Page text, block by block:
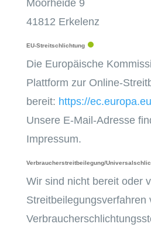
Moorheide 9
41812 Erkelenz
EU-Streitschlichtung
Die Europäische
Plattform zur Online-
bereit: https://
Unsere E-Mail-Adresse
Impressum.
Verbraucher­streit­beilegung/
Wir sind nicht bereit oder
Streitbeilegungsverfahren